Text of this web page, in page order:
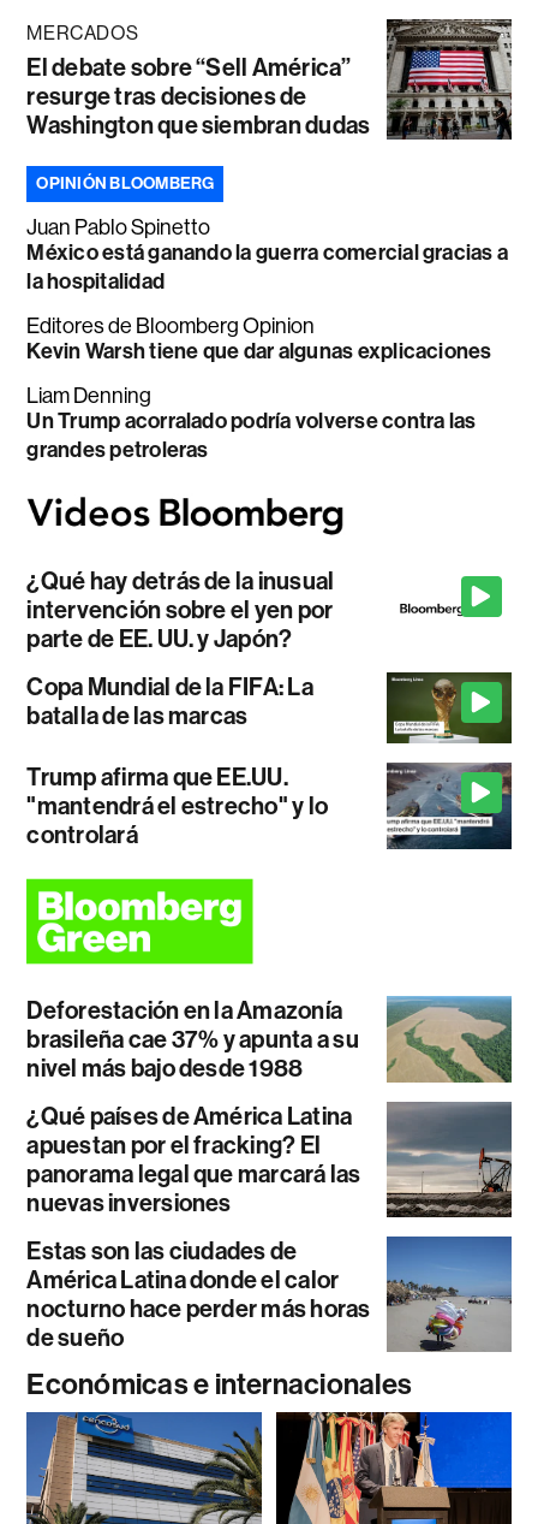
MERCADOS
El debate sobre “Sell América”
resurge tras decisiones de
Washington que siembran dudas
OPINIÓN BLOOMBERG
Juan Pablo Spinetto
México está ganando la guerra comercial gracias a
la hospitalidad
Editores de Bloomberg Opinion
Kevin Warsh tiene que dar algunas explicaciones
Liam Denning
Un Trump acorralado podría volverse contra las
grandes petroleras
¿Qué hay detrás de la inusual
intervención sobre el yen por
parte de EE. UU. y Japón?
Copa Mundial de la FIFA: La
batalla de las marcas
Trump afirma que EE.UU.
"mantendrá el estrecho" y lo
controlará
Deforestación en la Amazonía
brasileña cae 37% y apunta a su
nivel más bajo desde 1988
¿Qué países de América Latina
apuestan por el fracking? El
panorama legal que marcará las
nuevas inversiones
Estas son las ciudades de
América Latina donde el calor
nocturno hace perder más horas
de sueño
Económicas e internacionales